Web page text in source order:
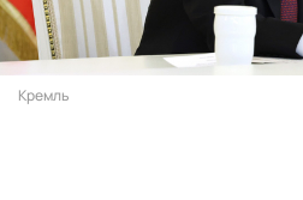
Кремль